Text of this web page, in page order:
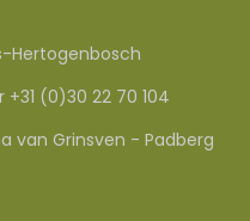
Hertogenbosch
(0)30 22 70 104
van Grinsven - Padberg